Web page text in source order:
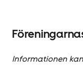
Informationen